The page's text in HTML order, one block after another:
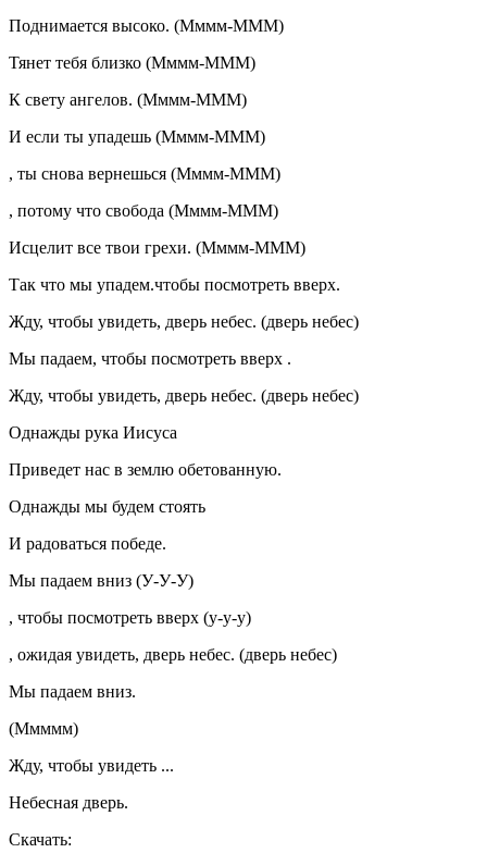
Поднимается высоко. (Мммм-МММ)
Тянет тебя близко (Мммм-МММ)
К свету ангелов. (Мммм-МММ)
И если ты упадешь (Мммм-МММ)
, ты снова вернешься (Мммм-МММ)
, потому что свобода (Мммм-МММ)
Исцелит все твои грехи. (Мммм-МММ)
Так что мы упадем.чтобы посмотреть вверх.
Жду, чтобы увидеть, дверь небес. (дверь небес)
Мы падаем, чтобы посмотреть вверх .
Жду, чтобы увидеть, дверь небес. (дверь небес)
Однажды рука Иисуса
Приведет нас в землю обетованную.
Однажды мы будем стоять
И радоваться победе.
Мы падаем вниз (У-У-У)
, чтобы посмотреть вверх (у-у-у)
, ожидая увидеть, дверь небес. (дверь небес)
Мы падаем вниз.
(Ммммм)
Жду, чтобы увидеть ...
Небесная дверь.
Скачать: